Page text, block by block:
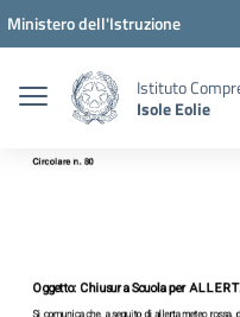
Vai ai contenuti
Vai al menu di navigazione
Vai al footer
Ministero dell'Istruzione
Istituto
Isole Eolie